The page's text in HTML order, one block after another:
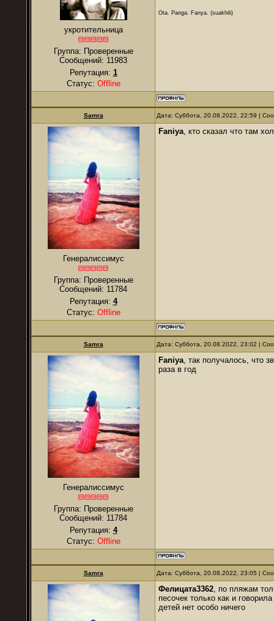
укротительница
Группа: Проверенные
Сообщений: 11983
Репутация: 1
Статус: Offline
Ota. Panga. Fanya. (suakhili)
Samra Дата: Суббота, 20.08.2022, 22:59 |
Генералиссимус
Группа: Проверенные
Сообщений: 11784
Репутация: 4
Статус: Offline
Faniya, кто сказал что там
Samra Дата: Суббота, 20.08.2022, 23:02 |
Генералиссимус
Группа: Проверенные
Сообщений: 11784
Репутация: 4
Статус: Offline
Faniya, так получалось, что
раза в год
Samra Дата: Суббота, 20.08.2022, 23:05 |
Фелицата3362, по пляжам
песочек только как и
детей нет особо ничего